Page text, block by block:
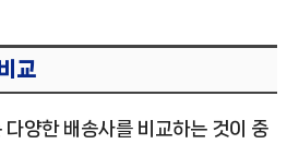
교
다양한 배송사를 비교하는 것이 중